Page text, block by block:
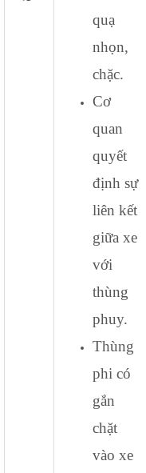
quạ
nhọn,
chặc.
Cơ
quan
quyết
định sự
liên kết
giữa xe
với
thùng
phuy.
Thùng
phi có
gắn
chặt
vào xe